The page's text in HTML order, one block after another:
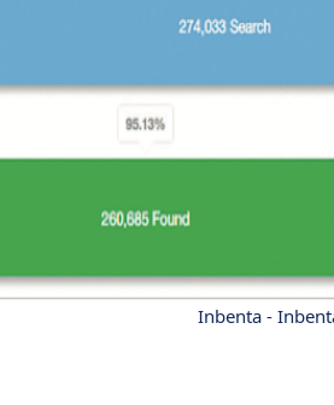
Inbenta -